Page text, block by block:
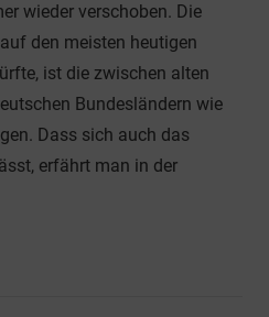
wieder verschoben. Die
den meisten heutigen
ist die zwischen alten
Bundesländern wie
Dass sich auch das
erfährt man in der